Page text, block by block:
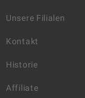
Unsere Filialen
Kontakt
Historie
Affiliate